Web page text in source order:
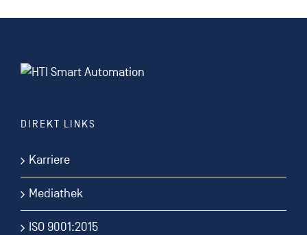
DIREKT LINKS
Karriere
Mediathek
ISO 9001:2015